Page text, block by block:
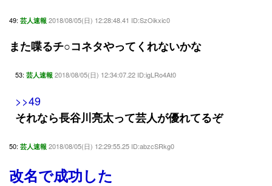
49: 芸人速報 2018/08/05(日) 12:28:48.41 ID:SzOikxic0
また喋るチ○コネタやってくれないかな
53: 芸人速報 2018/08/05(日) 12:34:07.22 ID:igLRo4At0
>>49
それなら長谷川亮太って芸人が優れてるぞ
50: 芸人速報 2018/08/05(日) 12:29:55.25 ID:abzcSRkg0
改名で成功した